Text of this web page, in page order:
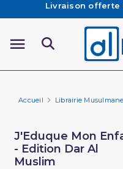
Les Commandes
sont préparées
Besoin d'aide
Livraison
Accueil Librairie
J'Eduque Mon
- Edition Dar Al
Muslim